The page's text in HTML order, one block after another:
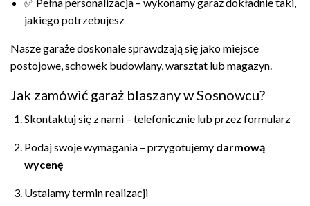
jakiego potrzebujesz
Nasze garaże doskonale sprawdzają się jako miejsce
postojowe, schowek budowlany, warsztat lub magazyn.
Jak zamówić garaż blaszany w Sosnowcu?
Skontaktuj się z nami – telefonicznie lub przez formularz
Podaj swoje wymagania – przygotujemy darmową
wycenę
Ustalamy termin realizacji